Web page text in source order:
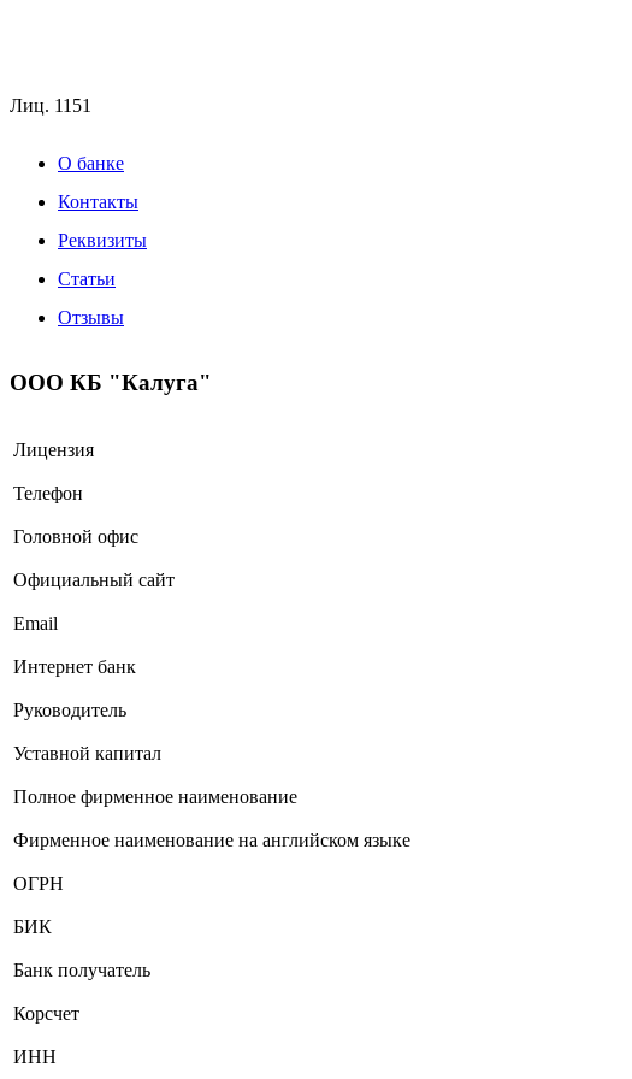
Лиц. 1151
О банке
Контакты
Реквизиты
Статьи
Отзывы
ООО КБ "Калуга"
Лицензия
Телефон
Головной офис
Официальный сайт
Email
Интернет банк
Руководитель
Уставной капитал
Полное фирменное наименование
Фирменное наименование на английском языке
ОГРН
БИК
Банк получатель
Корсчет
ИНН